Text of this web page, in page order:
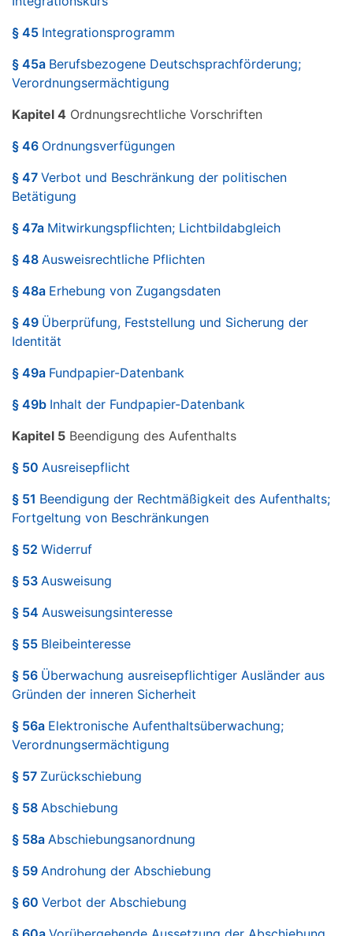
§ 45 Integrationsprogramm
§ 45a Berufsbezogene Deutschsprachförderung;
Verordnungsermächtigung
Kapitel 4 Ordnungsrechtliche Vorschriften
§ 46 Ordnungsverfügungen
§ 47 Verbot und Beschränkung der politischen
Betätigung
§ 47a Mitwirkungspflichten; Lichtbildabgleich
§ 48 Ausweisrechtliche Pflichten
§ 48a Erhebung von Zugangsdaten
§ 49 Überprüfung, Feststellung und Sicherung der
Identität
§ 49a Fundpapier-Datenbank
§ 49b Inhalt der Fundpapier-Datenbank
Kapitel 5 Beendigung des Aufenthalts
§ 50 Ausreisepflicht
§ 51 Beendigung der Rechtmäßigkeit des Aufenthalts;
Fortgeltung von Beschränkungen
§ 52 Widerruf
§ 53 Ausweisung
§ 54 Ausweisungsinteresse
§ 55 Bleibeinteresse
§ 56 Überwachung ausreisepflichtiger Ausländer aus
Gründen der inneren Sicherheit
§ 56a Elektronische Aufenthaltsüberwachung;
Verordnungsermächtigung
§ 57 Zurückschiebung
§ 58 Abschiebung
§ 58a Abschiebungsanordnung
§ 59 Androhung der Abschiebung
§ 60 Verbot der Abschiebung